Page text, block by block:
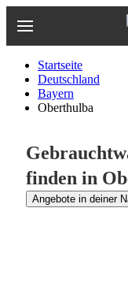
Hauptinhalt
Startseite
Deutschland
Bayern
Oberthulba
finden in
Angebote in deiner